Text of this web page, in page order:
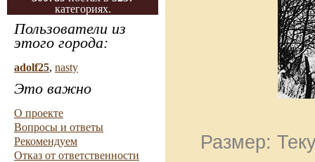
категориях.
Пользователи из
этого города:
adolf25, nasty
Это важно
О проекте
Вопросы и ответы
Рекомендуем
Отказ от ответственности
Размер: